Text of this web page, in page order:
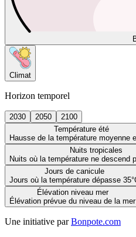
Climat
Horizon temporel
2030 2050
2100
Température été
Hausse de la température moyenne
Nuits tropicales
Nuits où la température ne descend
Jours de canicule
Jours où la température dépasse
Élévation niveau mer
Élévation prévue du niveau de la mer
Une initiative par Bonpote.com